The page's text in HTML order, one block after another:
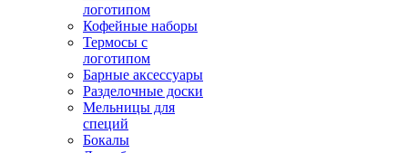
логотипом
Кофейные наборы
Термосы с
логотипом
Барные аксессуары
Разделочные доски
Мельницы для
специй
Бокалы